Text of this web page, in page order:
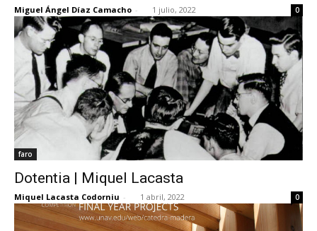
Miguel Ángel Díaz Camacho - 1 julio, 2022 0
faro
Dotentia | Miquel Lacasta
Miquel Lacasta Codorniu - 1 abril, 2022 0